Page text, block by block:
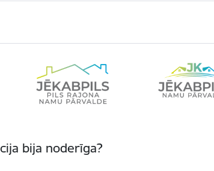
bija noderīga?